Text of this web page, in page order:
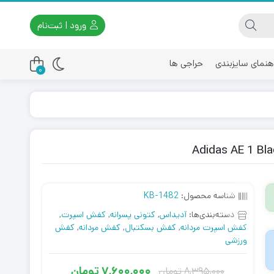
ورود | ثبت‌نام
سایزبندی حراجی ها
0
شناسه محصول: KB-1482
دسته‌بندی‌ها:آدیداس, کتونی پسرانه, کفش اسپرت,
کفش اسپرت مردانه, کفش بسکتبال, کفش مردانه, کفش
ورزشی